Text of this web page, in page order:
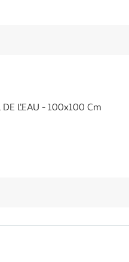
L'EAU - 100x100 Cm